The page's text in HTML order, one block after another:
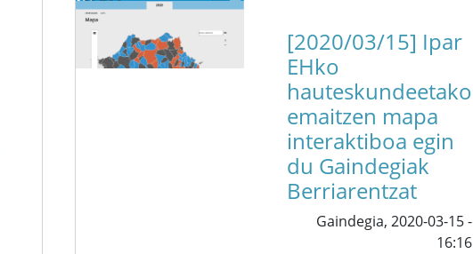
[2020/03/15] Ipar
EHko
hauteskundeetako
emaitzen mapa
interaktiboa egin
du Gaindegiak
Berriarentzat
Gaindegia, 2020-03-15 -
16:16